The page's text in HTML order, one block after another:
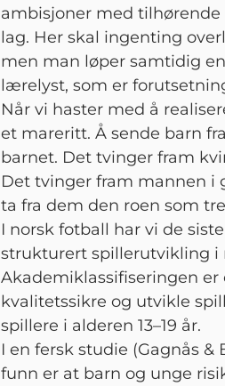
ambisjoner med
lag. Her skal ingenting
men man løper samtidig
lærelyst, som er
Når vi haster med å
et mareritt. Å sende barn
barnet. Det tvinger fram
Det tvinger fram mannen i
ta fra dem den roen som
I norsk fotball har vi de
strukturert spillerutvikling i
Akademiklassifiseringen er
kvalitetssikre og utvikle
spillere i alderen 13–19 år.
I en fersk studie (Gagnås &
funn er at barn og unge